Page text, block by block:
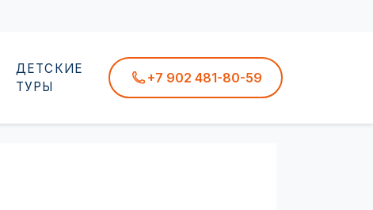
ДЕТСКИЕ
ТУРЫ
+7 902 481-80-59